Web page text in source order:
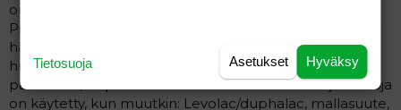
on reilut 3v - oppi potallekin vasta lähes 3-vuotiaana.
Pikkusiskon synnyttyä alkoi kaakkaa panttaamaan, ja
hätäänsä kovaan ääneen voihkimaan ilmeisesti myös
huomion toivossa. Alkukesästä meni jo omalla
painollaan, eli potalle kun hätä tuli. Mutta samoja keinoja
on käytetty, kun muutkin: Levolac/duphalac, mallasuute,
Hyväksy
Asetukset
Tietosuoja